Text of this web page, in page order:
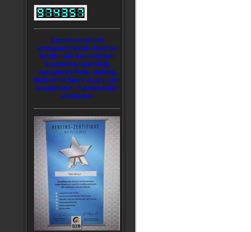
Kommt vorbei und
schnuppert herein. Jeder ist
herzlich will- kommen zum
kostenlosen und völlig
zwanglosen Probe- training.
Einfach mit Sport- zeug zu den
angegebenen Trainingszeiten
erscheinen.